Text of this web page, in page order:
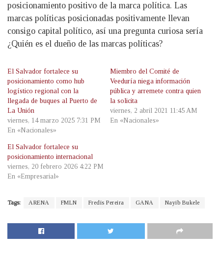
posicionamiento positivo de la marca política. Las
marcas políticas posicionadas positivamente llevan
consigo capital político, así una pregunta curiosa sería
¿Quién es el dueño de las marcas políticas?
El Salvador fortalece su
posicionamiento como hub
logístico regional con la
llegada de buques al Puerto de
La Unión
viernes, 14 marzo 2025 7:31 PM
En «Nacionales»
Miembro del Comité de
Veeduría niega información
pública y arremete contra quien
la solicita
viernes, 2 abril 2021 11:45 AM
En «Nacionales»
El Salvador fortalece su
posicionamiento internacional
viernes, 20 febrero 2026 4:22 PM
En «Empresarial»
Tags: ARENA FMLN Fredis Pereira GANA Nayib Bukele